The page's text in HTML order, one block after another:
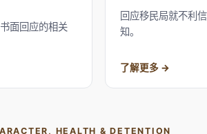
面回应的相关
回应移民局就不利
知。
了解更多
HEALTH & DETENTION